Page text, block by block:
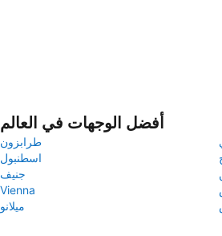
أفضل الوجهات في العالم
طرابزون
اسطنبول
جنيف
Vienna
ميلانو